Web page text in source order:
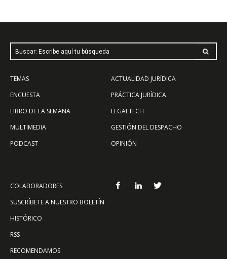
Buscar: Escribe aquí tu búsqueda
TEMAS
ENCUESTA
LIBRO DE LA SEMANA
MULTIMEDIA
PODCAST
ACTUALIDAD JURÍDICA
PRÁCTICA JURÍDICA
LEGALTECH
GESTIÓN DEL DESPACHO
OPINIÓN
COLABORADORES
SUSCRÍBETE A NUESTRO BOLETÍN
HISTÓRICO
RSS
RECOMENDAMOS